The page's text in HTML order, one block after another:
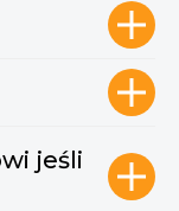
jeśli